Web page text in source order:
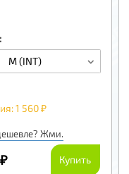
M (INT)
1 560 ₽
Жми.
Купить